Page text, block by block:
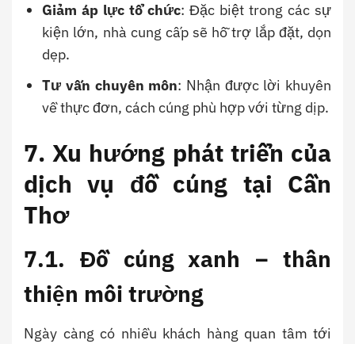
Giảm áp lực tổ chức: Đặc biệt trong các sự
kiện lớn, nhà cung cấp sẽ hỗ trợ lắp đặt, dọn
dẹp.
Tư vấn chuyên môn: Nhận được lời khuyên
về thực đơn, cách cúng phù hợp với từng dịp.
7. Xu hướng phát triển của
dịch vụ đồ cúng tại Cần
Thơ
7.1. Đồ cúng xanh – thân
thiện môi trường
Ngày càng có nhiều khách hàng quan tâm tới